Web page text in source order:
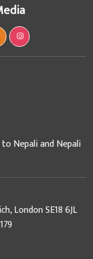
Nepali and Nepali
London SE18 6JL